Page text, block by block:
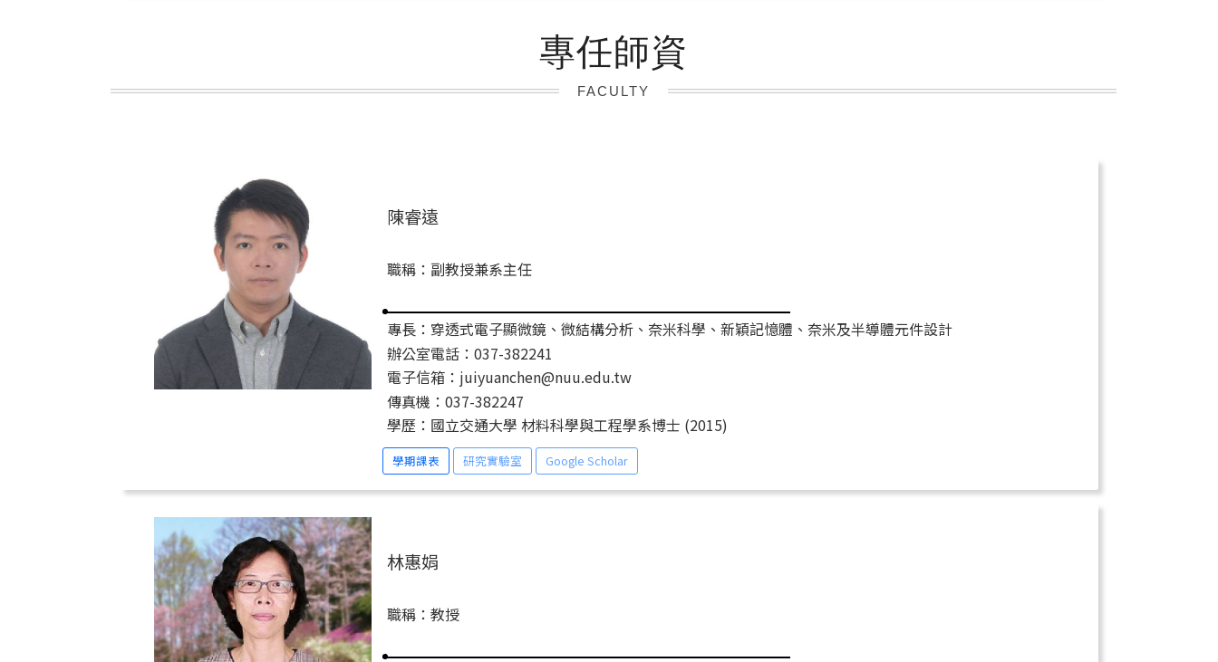
專任師資
FACULTY
陳睿遠
職稱：副教授兼系主任
專長：穿透式電子顯微鏡、微結構分析、奈米科學、新穎記憶體、奈米及半導體元件設計
辦公室電話：037-382241
電子信箱：juiyuanchen@nuu.edu.tw
傳真機：037-382247
學歷：國立交通大學 材料科學與工程學系博士 (2015)
學期課表 研究實驗室 Google Scholar
林惠娟
職稱：教授